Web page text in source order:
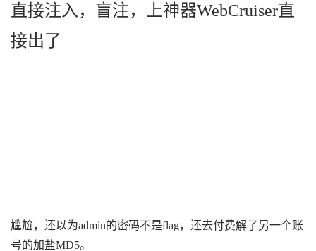
直接注入，盲注，上神器WebCruiser直
接出了
尴尬，还以为admin的密码不是flag，还去付费解了另一个账
号的加盐MD5。